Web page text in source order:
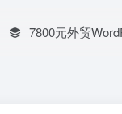
7800元外贸